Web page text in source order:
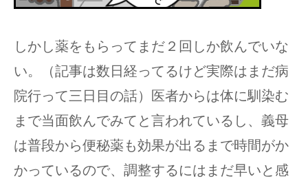
しかし薬をもらってまだ２回しか飲んでいな
い。（記事は数日経ってるけど実際はまだ病
院行って三日目の話）医者からは体に馴染む
まで当面飲んでみてと言われているし、義母
は普段から便秘薬も効果が出るまで時間がか
かっているので、調整するにはまだ早いと感